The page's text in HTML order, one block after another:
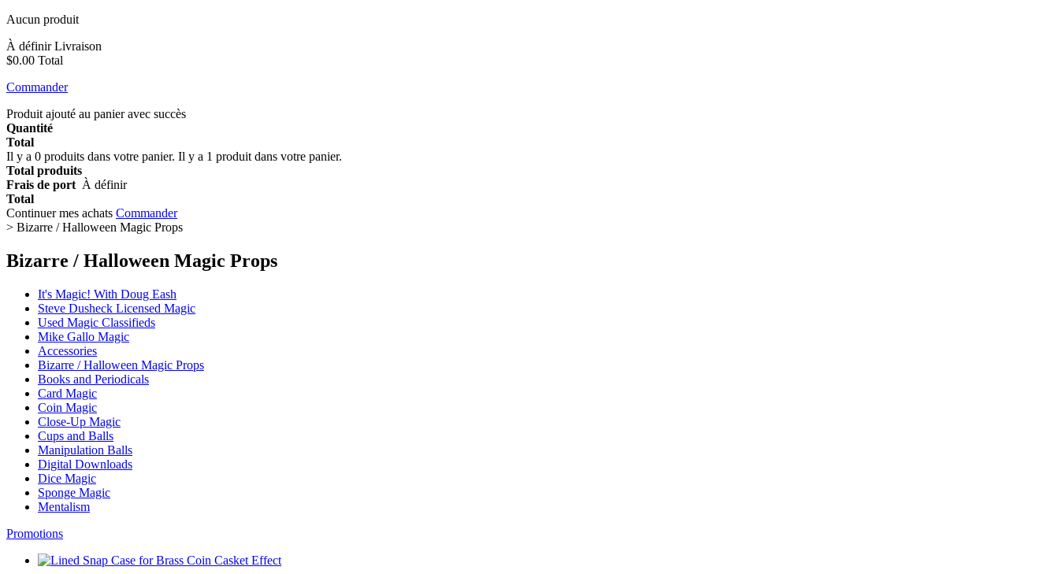
Aucun produit
À définirLivraison
$0.00 Total
Commander
Produit ajouté au panier avec succès
Quantité
Total
Il y a 0 produits dans votre panier. Il y a 1 produit dans votre panier.
Total produits
Frais de port À définir
Total
Continuer mes achats Commander
> Bizarre / Halloween Magic Props
Bizarre / Halloween Magic Props
It's Magic! With Doug Eash
Steve Dusheck Licensed Magic
Used Magic Classifieds
Mike Gallo Magic
Accessories
Bizarre / Halloween Magic Props
Books and Periodicals
Card Magic
Coin Magic
Close-Up Magic
Cups and Balls
Manipulation Balls
Digital Downloads
Dice Magic
Sponge Magic
Mentalism
Promotions